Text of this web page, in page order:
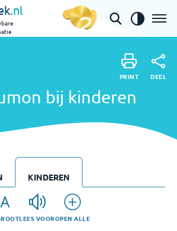
.nl
bij kinderen
PRINT DEEL
LEES VOOROPEN ALLE
KINDEREN